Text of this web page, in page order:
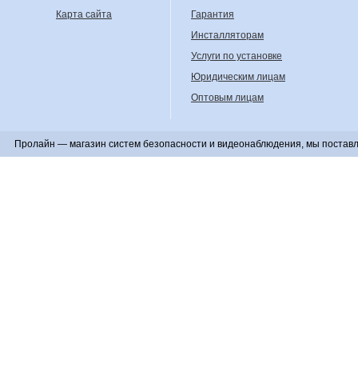
Карта сайта
Гарантия
Инсталляторам
Услуги по установке
Юридическим лицам
Оптовым лицам
Пролайн — магазин систем безопасности и видеонаблюдения, мы